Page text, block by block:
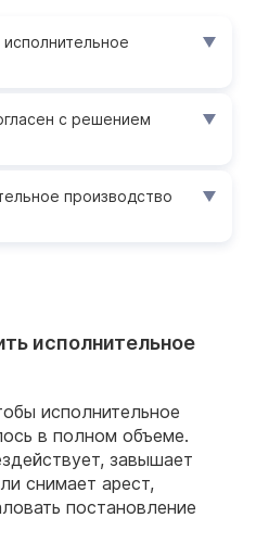
с решением
производство
исполнительное
исполнительное
в полном объеме.
завышает
снимает арест,
постановление